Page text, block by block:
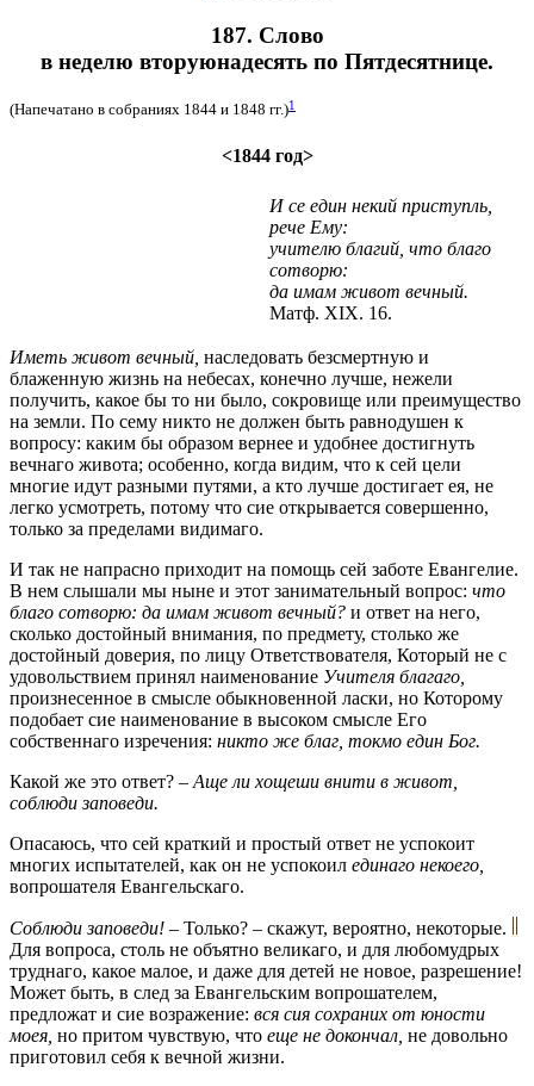
187. Слово
в неделю вторуюнадесять по Пятдесятнице.
(Напечатано в собраниях 1844 и 1848 гг.)1
<1844 год>
И се един некий приступль,
рече Ему:
учителю благий, что благо
сотворю:
да имам живот вечный.
Матф. XIX. 16.
Иметь живот вечный, наследовать безсмертную и
блаженную жизнь на небесах, конечно лучше, нежели
получить, какое бы то ни было, сокровище или преимущество
на земли. По сему никто не должен быть равнодушен к
вопросу: каким бы образом вернее и удобнее достигнуть
вечнаго живота; особенно, когда видим, что к сей цели
многие идут разными путями, а кто лучше достигает ея, не
легко усмотреть, потому что сие открывается совершенно,
только за пределами видимаго.
И так не напрасно приходит на помощь сей заботе Евангелие.
В нем слышали мы ныне и этот занимательный вопрос: что
благо сотворю: да имам живот вечный? и ответ на него,
сколько достойный внимания, по предмету, столько же
достойный доверия, по лицу Ответствователя, Который не с
удовольствием принял наименование Учителя благаго,
произнесенное в смысле обыкновенной ласки, но Которому
подобает сие наименование в высоком смысле Его
собственнаго изречения: никто же благ, токмо един Бог.
Какой же это ответ? – Аще ли хощеши внити в живот,
соблюди заповеди.
Опасаюсь, что сей краткий и простый ответ не успокоит
многих испытателей, как он не успокоил единаго некоего,
вопрошателя Евангельскаго.
Соблюди заповеди! – Только? – скажут, вероятно, некоторые.
Для вопроса, столь не объятно великаго, и для любомудрых
труднаго, какое малое, и даже для детей не новое, разрешение!
Может быть, в след за Евангельским вопрошателем,
предложат и cиe возражение: вся сия сохраних от юности
моея, но притом чувствую, что еще не докончал, не довольно
приготовил себя к вечной жизни.